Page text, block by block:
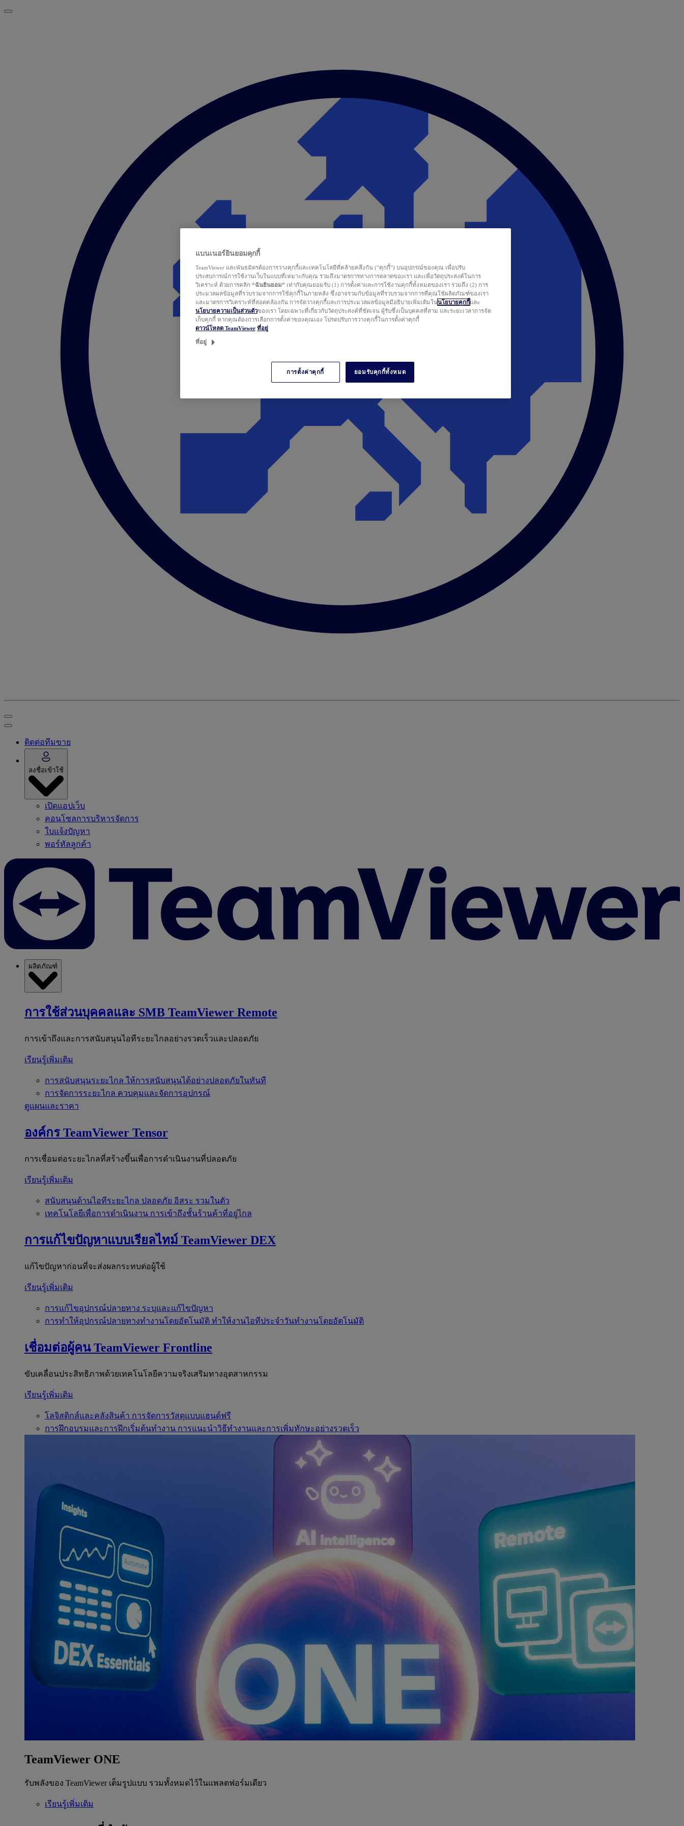
ติดต่อทีมขาย
ลงชื่อเข้าใช้
เปิดแอปเว็บ
คอนโซลการบริหารจัดการ
ใบแจ้งปัญหา
พอร์ทัลลูกค้า
ผลิตภัณฑ์
การใช้ส่วนบุคคลและ SMB TeamViewer Remote
การเข้าถึงและการสนับสนุนไอทีระยะไกลอย่างรวดเร็วและปลอดภัย
เรียนรู้เพิ่มเติม
การสนับสนุนระยะไกล ให้การสนับสนุนได้อย่างปลอดภัยในทันที
การจัดการระยะไกล ควบคุมและจัดการอุปกรณ์
ดูแผนและราคา
องค์กร TeamViewer Tensor
การเชื่อมต่อระยะไกลที่สร้างขึ้นเพื่อการดำเนินงานที่ปลอดภัย
เรียนรู้เพิ่มเติม
สนับสนุนด้านไอทีระยะไกล ปลอดภัย อิสระ รวมในตัว
เทคโนโลยีเพื่อการดำเนินงาน การเข้าถึงชั้นร้านค้าที่อยู่ไกล
การแก้ไขปัญหาแบบเรียลไทม์ TeamViewer DEX
แก้ไขปัญหาก่อนที่จะส่งผลกระทบต่อผู้ใช้
เรียนรู้เพิ่มเติม
การแก้ไขอุปกรณ์ปลายทาง ระบุและแก้ไขปัญหา
การทำให้อุปกรณ์ปลายทางทำงานโดยอัตโนมัติ ทำให้งานไอทีประจำวันทำงานโดยอัตโนมัติ
เชื่อมต่อผู้คน TeamViewer Frontline
ขับเคลื่อนประสิทธิภาพด้วยเทคโนโลยีความจริงเสริมทางอุตสาหกรรม
เรียนรู้เพิ่มเติม
โลจิสติกส์และคลังสินค้า การจัดการวัสดุแบบแฮนด์ฟรี
การฝึกอบรมและการฝึกเริ่มต้นทำงาน การแนะนำวิธีทำงานและการเพิ่มทักษะอย่างรวดเร็ว
TeamViewer ONE
รับพลังของ TeamViewer เต็มรูปแบบ รวมทั้งหมดไว้ในแพลตฟอร์มเดียว
เรียนรู้เพิ่มเติม
แบนเนอร์ยินยอมคุกกี้
TeamViewer และพันธมิตรต้องการวางคุกกี้และเทคโนโลยีที่คล้ายคลึงกัน (“คุกกี้”) บนอุปกรณ์ของคุณ เพื่อปรับ
ประสบการณ์การใช้งานเว็บในแบบที่เหมาะกับคุณ รวมถึงมาตรการทางการตลาดของเรา และเพื่อวัตถุประสงค์ในการ
วิเคราะห์ ด้วยการคลิก “ฉันยินยอม” เท่ากับคุณยอมรับ (1) การตั้งค่าและการใช้งานคุกกี้ทั้งหมดของเรา รวมถึง (2) การ
ประมวลผลข้อมูลที่รวบรวมจากการใช้คุกกี้ในภายหลัง ซึ่งอาจรวมกับข้อมูลที่รวบรวมจากการที่คุณใช้ผลิตภัณฑ์ของเรา
และมาตรการวิเคราะห์ที่สอดคล้องกัน การจัดวางคุกกี้และการประมวลผลข้อมูลมีอธิบายเพิ่มเติมในนโยบายคุกกี้และ
นโยบายความเป็นส่วนตัวของเรา โดยเฉพาะที่เกี่ยวกับวัตถุประสงค์ที่ชัดเจน ผู้รับซึ่งเป็นบุคคลที่สาม และระยะเวลาการจัด
เก็บคุกกี้ หากคุณต้องการเลือกการตั้งค่าของคุณเอง โปรดปรับการวางคุกกี้ในการตั้งค่าคุกกี้
ดาวน์โหลด TeamViewer ที่อยู่
ที่อยู่
การตั้งค่าคุกกี้ ยอมรับคุกกี้ทั้งหมด